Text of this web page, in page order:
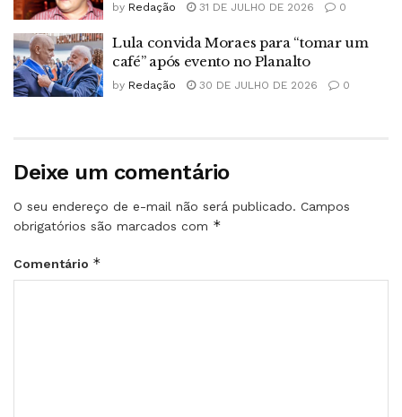
by Redação 31 DE JULHO DE 2026 0
Lula convida Moraes para “tomar um
café” após evento no Planalto
by Redação 30 DE JULHO DE 2026 0
Deixe um comentário
O seu endereço de e-mail não será publicado. Campos
obrigatórios são marcados com *
Comentário *